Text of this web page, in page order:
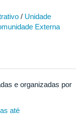
/ Unidade
Externa
e organizadas por
até